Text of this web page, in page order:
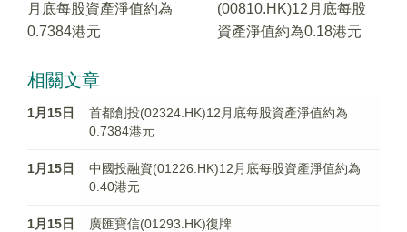
月底每股資產淨值約為
0.7384港元
(00810.HK)12月底每股
資產淨值約為0.18港元
相關文章
1月15日
首都創投(02324.HK)12月底每股資產淨值約為
0.7384港元
1月15日
中國投融資(01226.HK)12月底每股資產淨值約為
0.40港元
1月15日 廣匯寶信(01293.HK)復牌